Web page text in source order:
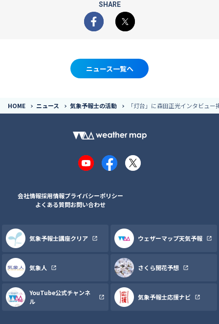
SHARE
Facebook
X
ニュース一覧へ
HOME ニュース 気象予報士の活動 「灯台」に森田正光インタビュー
YouTubeFacebook
X
会社情報採用情報プライバシーポリシー
よくある質問お問い合わせ
気象予報士講座クリア ウェザーマップ天気予報
気象人 さくら開花予想
YouTube公式チャンネ
ル
気象予報士応援ナビ